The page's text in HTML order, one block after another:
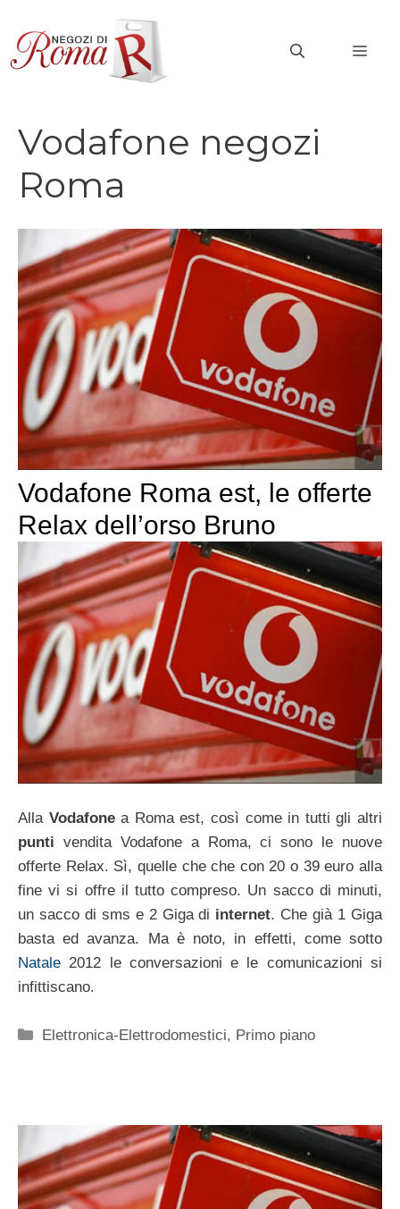
contenuto
Vodafone negozi
Roma
Vodafone Roma est, le offerte
Relax dell’orso Bruno
Alla Vodafonea Roma est, così come in tutti gli altri
punti vendita Vodafone a Roma, ci sono le nuove
offerte Relax. Sì, quelle che che con 20 o 39 euro alla
fine vi si offre il tutto compreso. Un sacco di minuti,
un sacco di sms e 2 Giga di internet. Che già 1 Giga
basta ed avanza. Ma è noto, in effetti, come sotto
Natale 2012 le conversazioni e le comunicazioni si
infittiscano.
Categorie
Elettronica-Elettrodomestici, Primo piano